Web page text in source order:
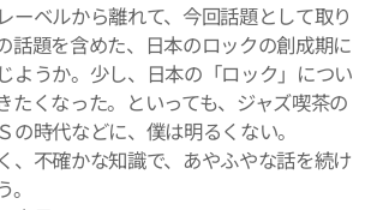
ーベルから離れて、今回話題として取り
話題を含めた、日本のロックの創成期に
ようか。少し、日本の「ロック」につい
たくなった。といっても、ジャズ喫茶の
の時代などに、僕は明るくない。
、不確かな知識で、あやふやな話を続け